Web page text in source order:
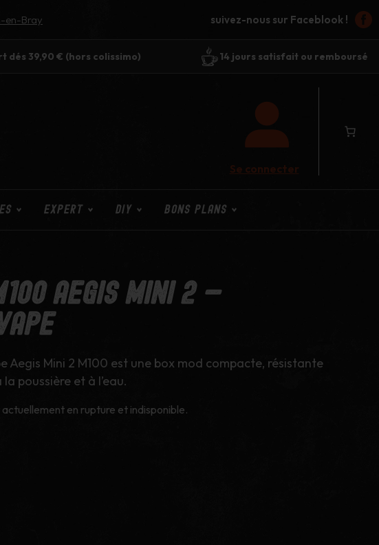
en-Bray suivez-nous sur Faceblook !
dés 39,90 € (hors colissimo) 14 jours satisfait ou remboursé
Se connecter
EXPERT DIY BONS PLANS
Aegis Mini 2 –
Aegis Mini 2 M100 est une box mod compacte, résistante
poussière et à l’eau.
en rupture et indisponible.